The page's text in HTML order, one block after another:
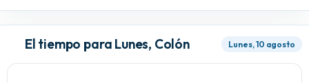
El tiempo para Lunes, Colón Lunes, 10 agosto